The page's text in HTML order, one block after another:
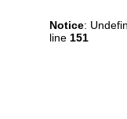
Notice:
line 151